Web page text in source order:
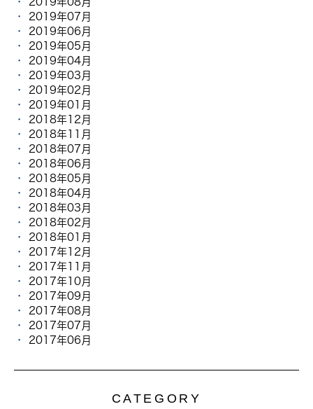
2019年07月
2019年06月
2019年05月
2019年04月
2019年03月
2019年02月
2019年01月
2018年12月
2018年11月
2018年07月
2018年06月
2018年05月
2018年04月
2018年03月
2018年02月
2018年01月
2017年12月
2017年11月
2017年10月
2017年09月
2017年08月
2017年07月
2017年06月
CATEGORY